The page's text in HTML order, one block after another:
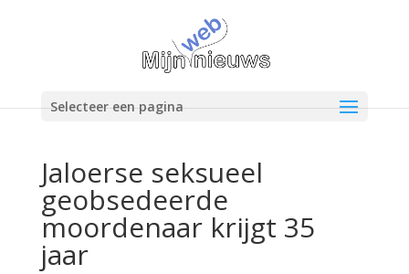
Selecteer een pagina
Jaloerse seksueel
geobsedeerde
moordenaar krijgt 35
jaar